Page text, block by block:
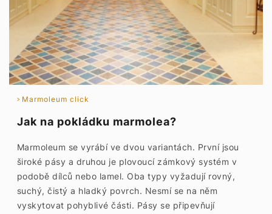
Marmoleum click
Jak na pokládku marmolea?
Marmoleum se vyrábí ve dvou variantách. První jsou
široké pásy a druhou je plovoucí zámkový systém v
podobě dílců nebo lamel. Oba typy vyžadují rovný,
suchý, čistý a hladký povrch. Nesmí se na něm
vyskytovat pohyblivé části. Pásy se připevňují